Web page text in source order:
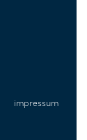
impressum